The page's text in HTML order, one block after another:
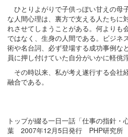
ひとりよがりで子供っぽい甘えの母
な人間心理は、裏方で支える人たちに
れさせてしまうことがある。何よりも
ではなく、生身の人間である。ビジネ
術や名台詞、必ず登場する成功事例な
員に押し付けていた自分がいかに軽佻
その時以来、私が考え遂行する会社
融合である。
トップが綴る一日一話「仕事の指針・
葉 2007年12月5日発行 PHP研究所